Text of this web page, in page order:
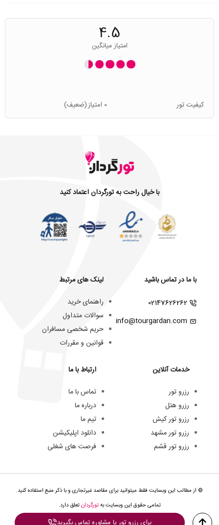
4.5
امتیاز میانگین
کیفیت تور 0 امتیاز (ضعیف)
برای رزرو تور یا مشاوره تماس بگیرید
با خیال راحت به تورگردان اعتماد کنید
با ما در تماس باشید
02147626262
info@tourgardan.com
خدمات آنلاین
رزرو تور
رزرو هتل
رزرو تور کیش
رزرو تور مشهد
رزرو تور قشم
لینک های مرتبط
راهنمای خرید
سوالات متداول
حریم شخصی مسافران
قوانین و مقررات
ارتباط با ما
تماس با ما
درباره ما
تیم ما
دانلود اپلیکیشن
فرصت های شغلی
© از مطالب این وبسایت فقط میتوانید برای مقاصد غیرتجاری و با ذکر منبع استفاده کنید.
تمامی حقوق این وبسایت بهتورگردانتعلق دارد.